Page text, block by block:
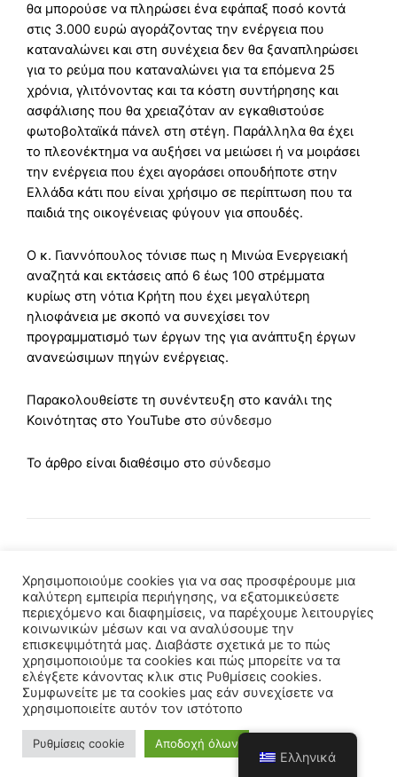
θα μπορούσε να πληρώσει ένα εφάπαξ ποσό κοντά
στις 3.000 ευρώ αγοράζοντας την ενέργεια που
καταναλώνει και στη συνέχεια δεν θα ξαναπληρώσει
για το ρεύμα που καταναλώνει για τα επόμενα 25
χρόνια, γλιτόνοντας και τα κόστη συντήρησης και
ασφάλισης που θα χρειαζόταν αν εγκαθιστούσε
φωτοβολταϊκά πάνελ στη στέγη. Παράλληλα θα έχει
το πλεονέκτημα να αυξήσει να μειώσει ή να μοιράσει
την ενέργεια που έχει αγοράσει οπουδήποτε στην
Ελλάδα κάτι που είναι χρήσιμο σε περίπτωση που τα
παιδιά της οικογένειας φύγουν για σπουδές.
Ο κ. Γιαννόπουλος τόνισε πως η Μινώα Ενεργειακή
αναζητά και εκτάσεις από 6 έως 100 στρέμματα
κυρίως στη νότια Κρήτη που έχει μεγαλύτερη
ηλιοφάνεια με σκοπό να συνεχίσει τον
προγραμματισμό των έργων της για ανάπτυξη έργων
ανανεώσιμων πηγών ενέργειας.
Παρακολουθείστε τη συνέντευξη στο κανάλι της
Κοινότητας στο YouTube στο σύνδεσμο
Το άρθρο είναι διαθέσιμο στο σύνδεσμο
Copyright © 2021 - Powered by
Χρησιμοποιούμε cookies για να σας προσφέρουμε μια
καλύτερη εμπειρία περιήγησης, να εξατομικεύσετε
περιεχόμενο και διαφημίσεις, να παρέχουμε λειτουργίες
κοινωνικών μέσων και να αναλύσουμε την
επισκεψιμότητά μας. Διαβάστε σχετικά με το πώς
χρησιμοποιούμε τα cookies και πώς μπορείτε να τα
ελέγξετε κάνοντας κλικ στις Ρυθμίσεις cookies.
Συμφωνείτε με τα cookies μας εάν συνεχίσετε να
χρησιμοποιείτε αυτόν τον ιστότοπο
Ρυθμίσεις cookie Αποδοχή όλων
Ελληνικά